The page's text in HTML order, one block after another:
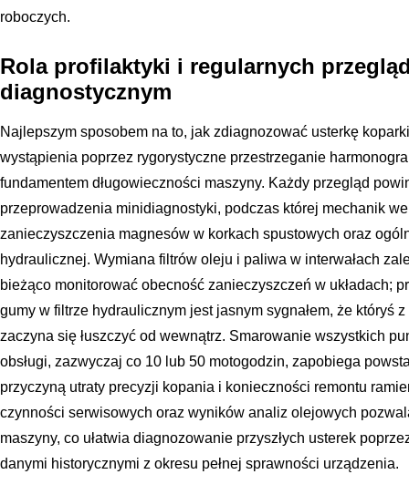
roboczych.
Rola profilaktyki i regularnych
diagnostycznym
Najlepszym sposobem na to, jak zdiagnozować usterkę
wystąpienia poprzez rygorystyczne przestrzeganie
fundamentem długowieczności maszyny. Każdy przegląd
przeprowadzenia minidiagnostyki, podczas której mechanik
zanieczyszczenia magnesów w korkach spustowych oraz
hydraulicznej. Wymiana filtrów oleju i paliwa w interwałach
bieżąco monitorować obecność zanieczyszczeń w układach;
gumy w filtrze hydraulicznym jest jasnym sygnałem, że któryś
zaczyna się łuszczyć od wewnątrz. Smarowanie wszystkich
obsługi, zazwyczaj co 10 lub 50 motogodzin, zapobiega
przyczyną utraty precyzji kopania i konieczności remontu
czynności serwisowych oraz wyników analiz olejowych
maszyny, co ułatwia diagnozowanie przyszłych usterek
danymi historycznymi z okresu pełnej sprawności urządzenia.